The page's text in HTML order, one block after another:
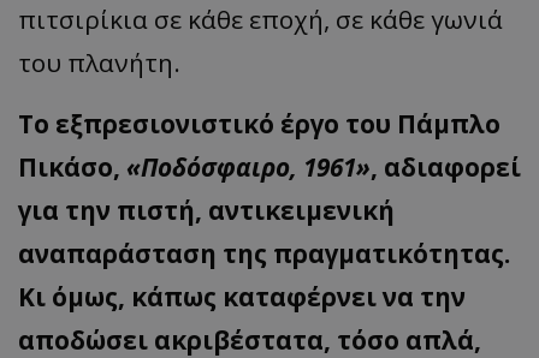
πιτσιρίκια σε κάθε εποχή, σε κάθε γωνιά
του πλανήτη.
Το εξπρεσιονιστικό έργο του Πάμπλο
Πικάσο, «Ποδόσφαιρο, 1961», αδιαφορεί
για την πιστή, αντικειμενική
αναπαράσταση της πραγματικότητας.
Κι όμως, κάπως καταφέρνει να την
αποδώσει ακριβέστατα, τόσο απλά,